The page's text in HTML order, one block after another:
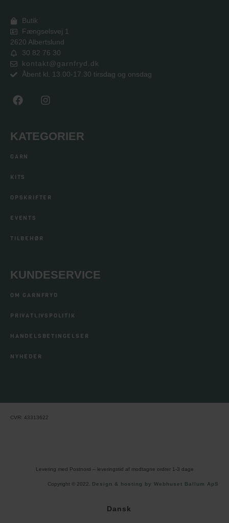
Butik
Fængselsvej 1
2620 Albertslund
30 82 76 30
kontakt@garnfryd.dk
Åbent kl. 13.00-17.30 tirsdag og onsdag
KATEGORIER
GARN
KITS
OPSKRIFTER
EVENTS
TILBEHØR
KUNDESERVICE
OM GARNFRYD
PRIVATLIVSPOLITIK
HANDELSBETINGELSER
NYHEDER
CVR: 43313622
Levering med Postnord – leveringstid af modtagne ordrer 1-3 dage
Copyright © 2022. Design & hosting by Webhuset Ballum ApS
Dansk